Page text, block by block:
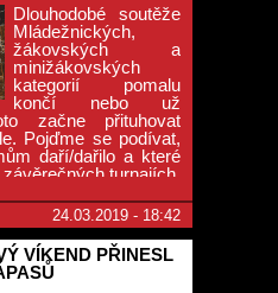
Dlouhodobé soutěže
Mládežnických,
žákovských a
minižákovských
kategorií pomalu
končí nebo už
začne přituhovat
Pojďme se podívat,
daří/dařilo a které
turnajích.
24.03.2019 - 18:42
VÍKEND PŘINESL